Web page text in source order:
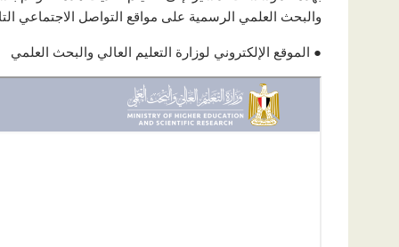
والبحث العلمي الرسمية على مواقع التواصل الاجتماعي
● الموقع الإلكتروني لوزارة التعليم العالي والبحث العلمي